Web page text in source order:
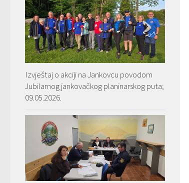
Izvještaj o akciji na Jankovcu povodom
Jubilarnog jankovačkog planinarskog puta;
09.05.2026.